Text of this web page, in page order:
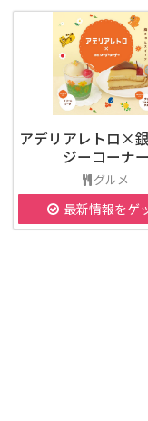
アデリアレトロ×
ジーコーナー
グルメ
最新情報をゲ